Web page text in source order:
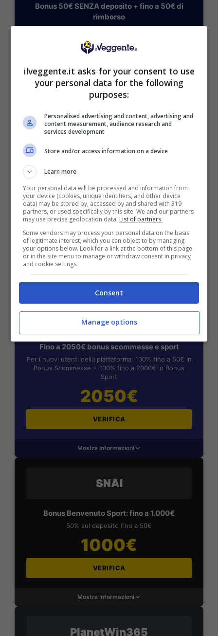
Bonus 50€ SENZA deposito + fino a 50€ di
rimborso
200€
VERIFICA
BONUS BENVENUTO GOLDBET: 2.050€
Per i nuovi registrati: 100% fino a 2.000€ in Bonus
Scommesse + 50% del primo deposito fino a 50€
2050€
VERIFICA
Mostra Informazioni
BONUS BENVENUTO LOTTOMATICA: 2050€
Fino a 2050€ bonus scommesse e sport
Per i nuovi utenti della piattaforma: 100% fino a 50€ in
Bonus Scommesse + 100% fino a 2000€ in Bonus
Sport
2050€
VERIFICA
Mostra Informazioni
SNAI
Bonus Benvenuto Sport: fino a 1.000€
50% sul deposito fino a 50€
1000€
VERIFICA
Mostra Informazioni
PlanetWin365
ilveggente.it asks for your consent to use
your personal data for the following
purposes:
Personalised advertising and content, advertising and
content measurement, audience research and
services development
Store and/or access information on a device
Learn more
Your personal data will be processed and information from
your device (cookies, unique identifiers, and other device
data) may be stored by, accessed by and shared with 319
partners, or used specifically by this site. We and our partners
may use precise geolocation data. List of partners.
Some vendors may process your personal data on the basis
of legitimate interest, which you can object to by managing
your options below. Look for a link at the bottom of this page
or in the site menu to manage or withdraw consent in privacy
and cookie settings.
Consent
Manage options